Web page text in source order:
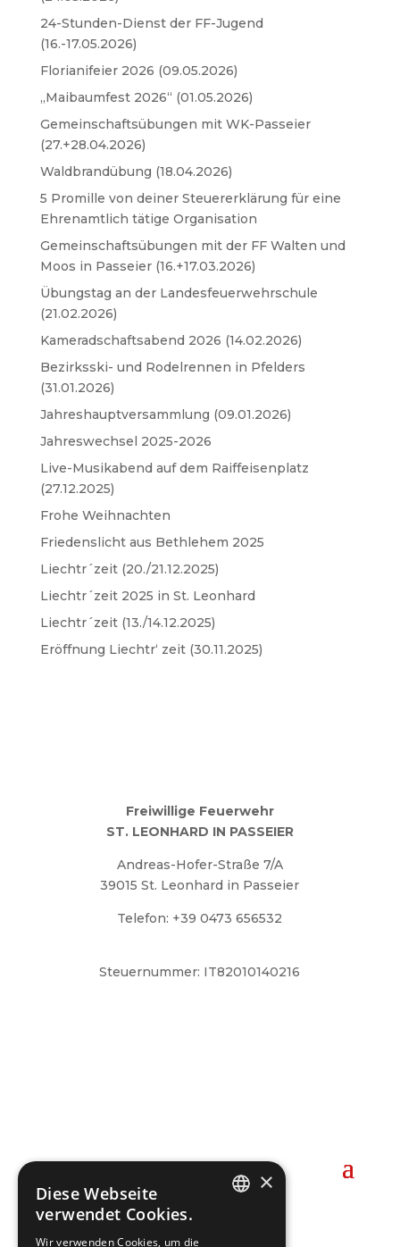
24-Stunden-Dienst der FF-Jugend
(16.-17.05.2026)
Florianifeier 2026 (09.05.2026)
„Maibaumfest 2026“ (01.05.2026)
Gemeinschaftsübungen mit WK-Passeier
(27.+28.04.2026)
Waldbrandübung (18.04.2026)
5 Promille von deiner Steuererklärung für eine
Ehrenamtlich tätige Organisation
Gemeinschaftsübungen mit der FF Walten und
Moos in Passeier (16.+17.03.2026)
Übungstag an der Landesfeuerwehrschule
(21.02.2026)
Kameradschaftsabend 2026 (14.02.2026)
Bezirksski- und Rodelrennen in Pfelders
(31.01.2026)
Jahreshauptversammlung (09.01.2026)
Jahreswechsel 2025-2026
Live-Musikabend auf dem Raiffeisenplatz
(27.12.2025)
Frohe Weihnachten
Friedenslicht aus Bethlehem 2025
Liechtr´zeit (20./21.12.2025)
Liechtr´zeit 2025 in St. Leonhard
Liechtr´zeit (13./14.12.2025)
Eröffnung Liechtr‘ zeit (30.11.2025)
Freiwillige Feuerwehr
ST. LEONHARD IN PASSEIER
Andreas-Hofer-Straße 7/A
39015 St. Leonhard in Passeier
Telefon: +39 0473 656532
Steuernummer: IT82010140216
 ×
Diese Webseite
verwendet Cookies.
Wir verwenden Cookies, um die